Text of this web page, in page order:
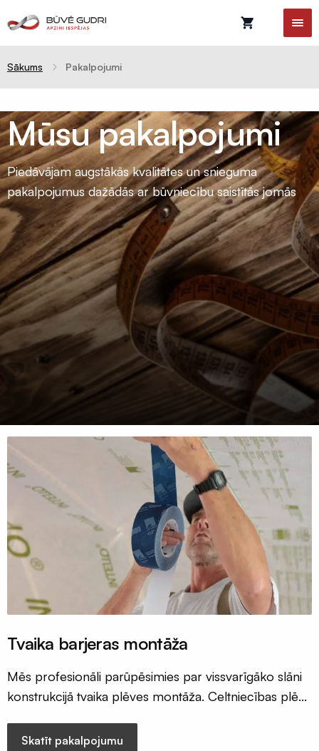
Sākums Pakalpojumi
Mūsu pakalpojumi
Piedāvājam augstākās kvalitātes un snieguma
pakalpojumus dažādās ar būvniecību saistītās jomās
Tvaika barjeras montāža
Mēs profesionāli parūpēsimies par vissvarīgāko slāni
konstrukcijā tvaika plēves montāža. Celtniecības plēve
Skatīt pakalpojumu
Celtniecības
plēves
Difūzijas
membrānas
Tvaika
barjeras
Pretvēja
plēves
Hidroizolācijas
plēves
Celtniecības
aizsargplēves
Putekļu
membrāna
plēves
Termorukuma
plēves
pamatu
plēves
folija
Ģeomembrānas
Sastatņu
aizsargplēve,
siets
Celtniecības
lentas